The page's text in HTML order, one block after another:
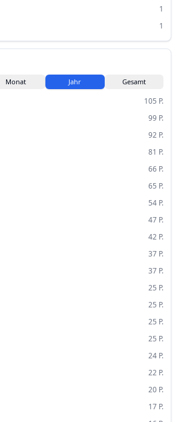
1
1
Monat Jahr Gesamt
105 P.
99 P.
92 P.
81 P.
66 P.
65 P.
54 P.
47 P.
42 P.
37 P.
37 P.
25 P.
25 P.
25 P.
25 P.
24 P.
22 P.
20 P.
17 P.